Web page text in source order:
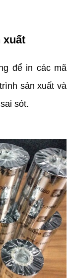
xuất
để in các mã
sản xuất và
sót.